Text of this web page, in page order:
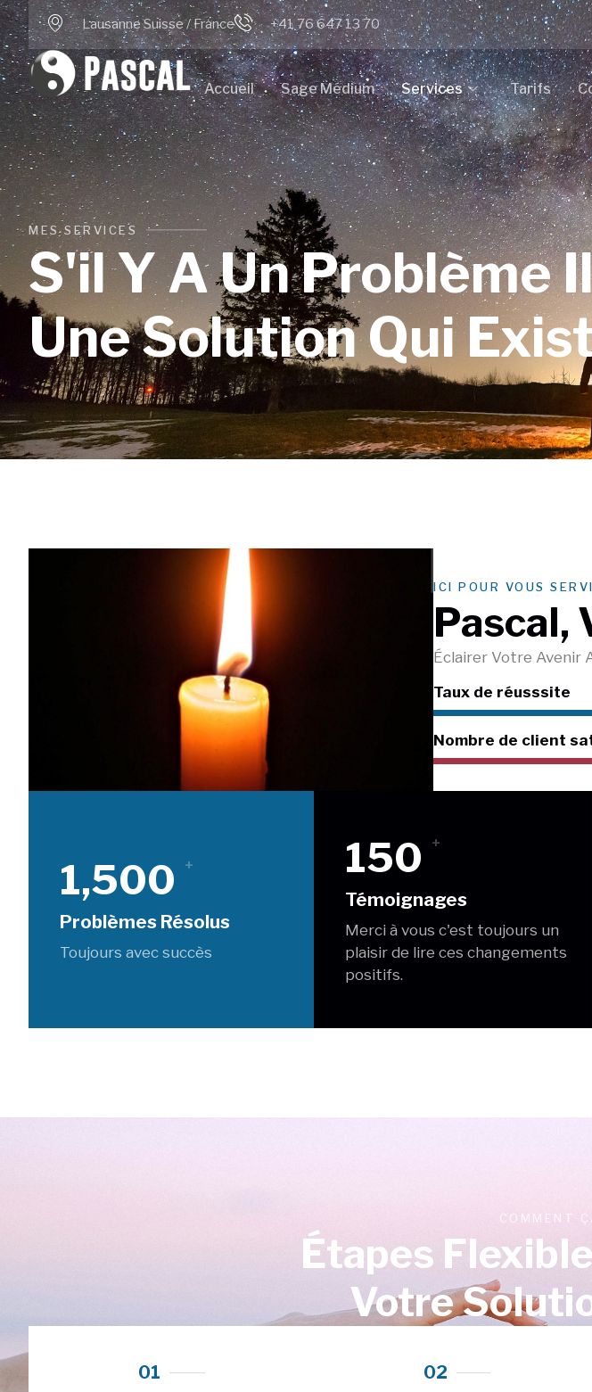
Lausanne Suisse / France +41 76 647 13 70
Accueil Sage Médium Services Tarifs
MES SERVICES
S'il Y A Un Problème
Une Solution Qui
ICI POUR VOUS
Pascal,
Éclairer Votre Avenir
Taux de réusssite
Nombre de client
1,500 +
Problèmes Résolus
Toujours avec succès
150 +
Témoignages
Merci à vous c'est toujours un
plaisir de lire ces changements
positifs.
COMMENT
Étapes
Votre
01
02